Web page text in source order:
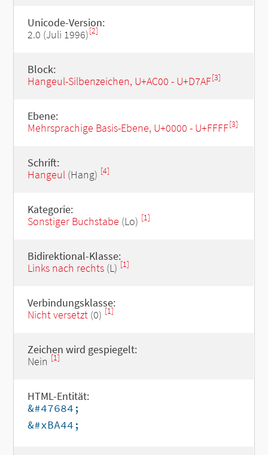
Unicode-Version:
2.0 (Juli 1996)[2]
Block:
Hangeul-Silbenzeichen, U+AC00 - U+D7AF[3]
Ebene:
Mehrsprachige Basis-Ebene, U+0000 - U+FFFF[3]
Schrift:
Hangeul(Hang) [4]
Kategorie:
Sonstiger Buchstabe (Lo) [1]
Bidirektional-Klasse:
Links nach rechts(L) [1]
Verbindungsklasse:
Nicht versetzt(0) [1]
Zeichen wird gespiegelt:
Nein [1]
HTML-Entität:
&#47684;
&#xBA44;